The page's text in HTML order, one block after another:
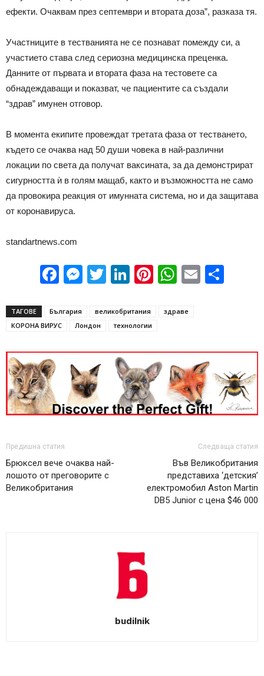
ефекти. Очаквам през септември и втората доза”, разказа тя.
Участниците в тестванията не се познават помежду си, а
участието става след сериозна медицинска преценка.
Данните от първата и втората фаза на тестовете са
обнадеждаващи и показват, че пациентите са създали
“здрав” имунен отговор.
В момента екипите провеждат третата фаза от тестването,
където се очаква над 50 души човека в най-различни
локации по света да получат ваксината, за да демонстрират
сигурността ѝ в голям мащаб, както и възможността не само
да провокира реакция от имунната система, но и да защитава
от коронавируса.
standartnews.com
Facebook
Messenger
Twitter
LinkedIn
Pinterest
WhatsApp
Email
ТАГОВЕ България великобритания
здраве
КОРОНА ВИРУС
Лондон технологии
Предишна статия
Брюксел вече очаква най-
лошото от преговорите с
Великобритания
Следваща статия
Във Великобритания
представиха ‘детския’
електромобил Aston Martin
DB5 Junior с цена $46 000
budilnik